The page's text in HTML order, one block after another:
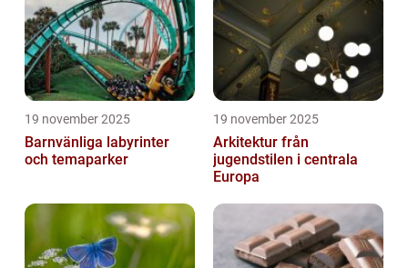
19 november 2025
Barnvänliga labyrinter
och temaparker
19 november 2025
Arkitektur från
jugendstilen i centrala
Europa